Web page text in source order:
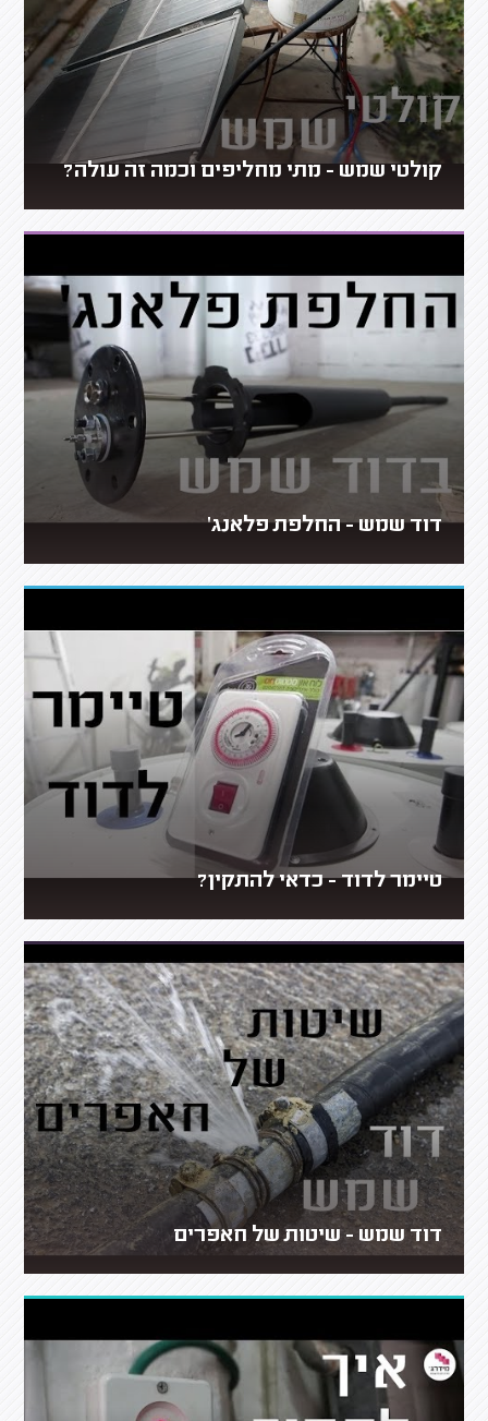
קולטי שמש - מתי מחליפים וכמה זה עולה?
דוד שמש - החלפת פלאנג'
טיימר לדוד - כדאי להתקין?
דוד שמש - שיטות של חאפרים